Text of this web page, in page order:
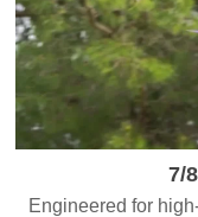
7/
Engineered for